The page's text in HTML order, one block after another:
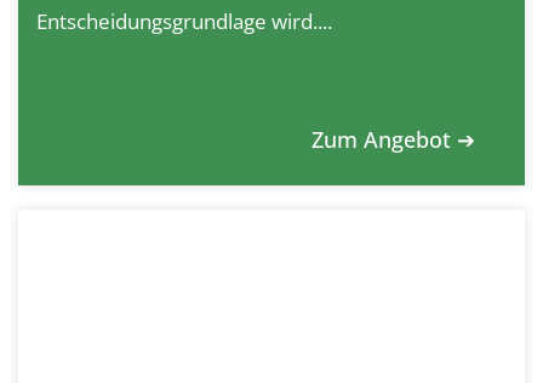
Entscheidungsgrundlage wird....
Zum Angebot ➔